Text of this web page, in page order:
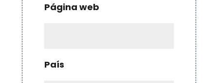
Página web
País